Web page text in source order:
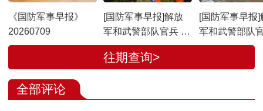
《国防军事早报》
20260709
[国防军事早报]解放
军和武警部队官兵 民
兵全力投入抢险救援
广西贵港 官兵昼夜坚
[国防军事早报]
军和武警部队
兵全力投入抢
往期查询>
全部评论